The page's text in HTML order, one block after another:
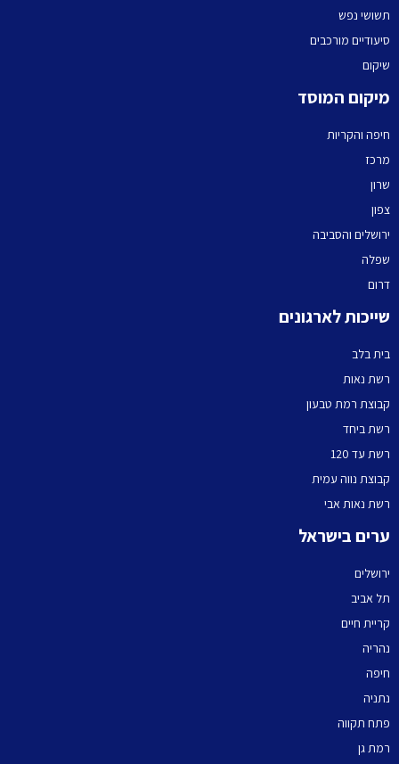
תשושי נפש
סיעודיים מורכבים
שיקום
מיקום המוסד
חיפה והקריות
מרכז
שרון
צפון
ירושלים והסביבה
שפלה
דרום
שייכות לארגונים
בית בלב
רשת נאות
קבוצת רמת טבעון
רשת ביחד
רשת עד 120
קבוצת נווה עמית
רשת נאות אבי
ערים בישראל
ירושלים
תל אביב
קריית חיים
נהריה
חיפה
נתניה
פתח תקווה
רמת גן